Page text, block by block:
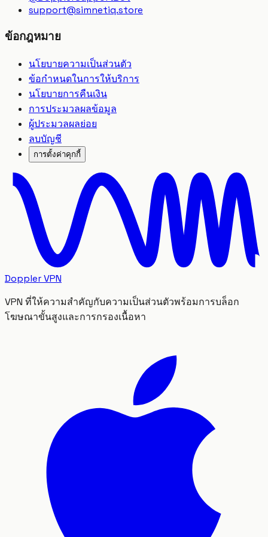
support@simnetiq.store
ข้อกฎหมาย
นโยบายความเป็นส่วนตัว
ข้อกำหนดในการให้บริการ
นโยบายการคืนเงิน
การประมวลผลข้อมูล
ผู้ประมวลผลย่อย
ลบบัญชี
การตั้งค่าคุกกี้
Doppler VPN
VPN ที่ให้ความสำคัญกับความเป็นส่วนตัวพร้อมการบล็อก
โฆษณาขั้นสูงและการกรองเนื้อหา